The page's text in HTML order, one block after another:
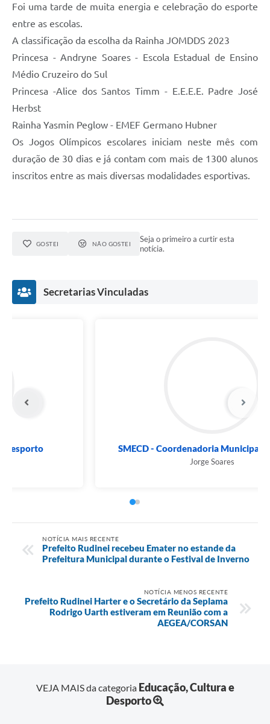
Foi uma tarde de muita energia e celebração do esporte
entre as escolas.
A classificação da escolha da Rainha JOMDDS 2023
Princesa - Andryne Soares - Escola Estadual de Ensino
Médio Cruzeiro do Sul
Princesa -Alice dos Santos Timm - E.E.E.E. Padre José
Herbst
Rainha Yasmin Peglow - EMEF Germano Hubner
Os Jogos Olímpicos escolares iniciam neste mês com
duração de 30 dias e já contam com mais de 1300 alunos
inscritos entre as mais diversas modalidades esportivas.
GOSTEI NÃO GOSTEI
Seja o primeiro a curtir esta
notícia.
Secretarias Vinculadas
SMECD - Coordenadoria de Desporto
NOTÍCIA MAIS RECENTE
Prefeito Rudinei recebeu Emater no estande da
Prefeitura Municipal durante o Festival de Inverno
NOTÍCIA MENOS RECENTE
Prefeito Rudinei Harter e o Secretário da Seplama
Rodrigo Uarth estiveram em Reunião com a
AEGEA/CORSAN
VEJA MAIS da categoria Educação, Cultura e
Desporto